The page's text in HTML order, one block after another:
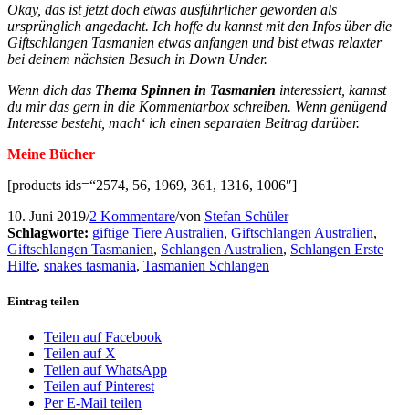
Okay, das ist jetzt doch etwas ausführlicher geworden als
ursprünglich angedacht. Ich hoffe du kannst mit den Infos über die
Giftschlangen Tasmanien etwas anfangen und bist etwas relaxter
bei deinem nächsten Besuch in Down Under.
Wenn dich das Thema Spinnen in Tasmanien interessiert, kannst
du mir das gern in die Kommentarbox schreiben. Wenn genügend
Interesse besteht, mach‘ ich einen separaten Beitrag darüber.
Meine Bücher
[products ids=“2574, 56, 1969, 361, 1316, 1006″]
10. Juni 2019/2 Kommentare/von Stefan Schüler
Schlagworte: giftige Tiere Australien, Giftschlangen Australien,
Giftschlangen Tasmanien, Schlangen Australien, Schlangen Erste
Hilfe, snakes tasmania, Tasmanien Schlangen
Eintrag teilen
Teilen auf Facebook
Teilen auf X
Teilen auf WhatsApp
Teilen auf Pinterest
Per E-Mail teilen